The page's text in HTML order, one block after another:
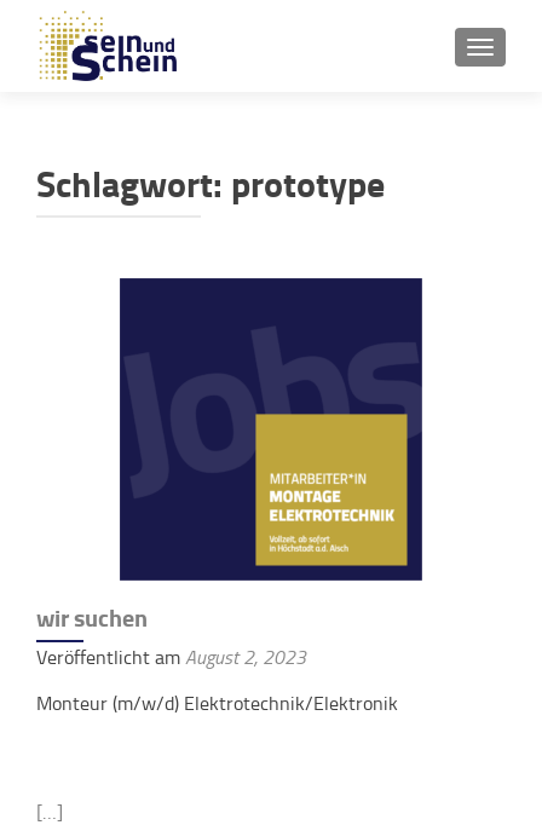
Schlagwort: prototype
wir suchen
Veröffentlicht am August 2, 2023
Monteur (m/w/d) Elektrotechnik/Elektronik
[…]